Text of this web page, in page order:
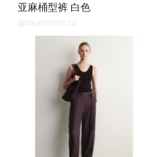
亚麻桶型裤 白色
@dealmoon.ca